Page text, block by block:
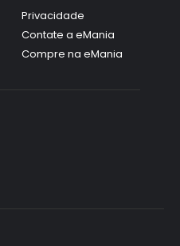
Privacidade
Contate a eMania
Compre na eMania